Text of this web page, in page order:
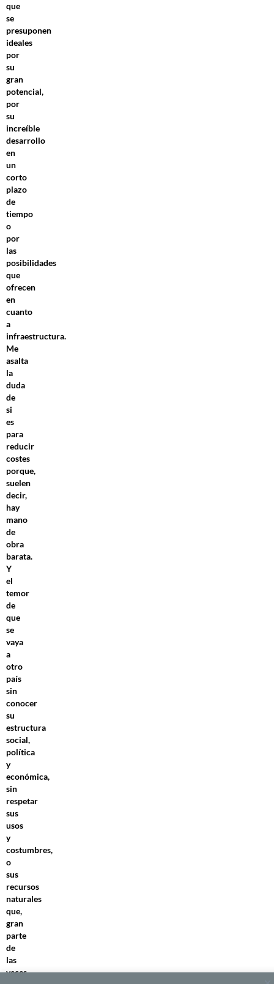
que
se
presuponen
ideales
por
su
gran
potencial,
por
su
increíble
desarrollo
en
un
corto
plazo
de
tiempo
o
por
las
posibilidades
que
ofrecen
en
cuanto
a
infraestructura.
Me
asalta
la
duda
de
si
es
para
reducir
costes
porque,
suelen
decir,
hay
mano
de
obra
barata.
Y
el
temor
de
que
se
vaya
a
otro
país
sin
conocer
su
estructura
social,
política
y
económica,
sin
respetar
sus
usos
y
costumbres,
o
sus
recursos
naturales
que,
gran
parte
de
las
veces,